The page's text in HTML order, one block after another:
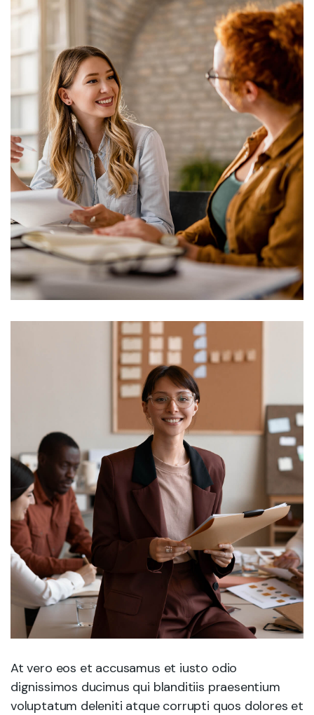
At vero eos et accusamus et iusto odio
dignissimos ducimus qui blanditiis praesentium
voluptatum deleniti atque corrupti quos dolores et